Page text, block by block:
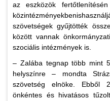
az eszközök
szövetségek gyűjtötték
között vannak
szociális intézmények is.
– Zalába tegnap több mint
helyszínre – mondta
szövetség elnöke. Ebből
önkéntes és hivatásos